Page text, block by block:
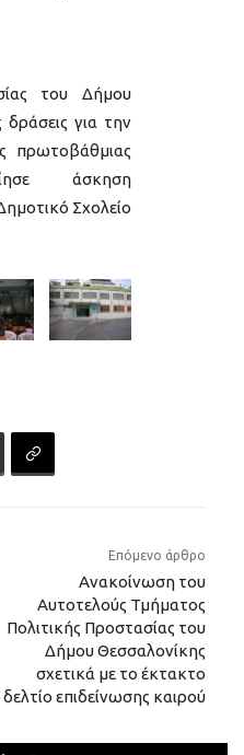
του Δήμου
δράσεις για την
πρωτοβάθμιας
άσκηση
Σχολείο
Επόμενο άρθρο
Ανακοίνωση του
Αυτοτελούς Τμήματος
Πολιτικής Προστασίας του
Δήμου Θεσσαλονίκης
σχετικά με το έκτακτο
δελτίο επιδείνωσης καιρού